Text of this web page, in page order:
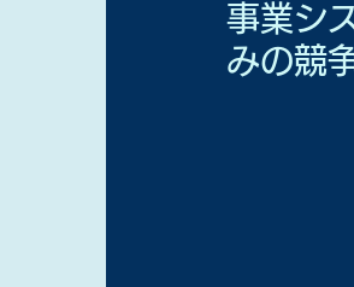
事業シ
みの競